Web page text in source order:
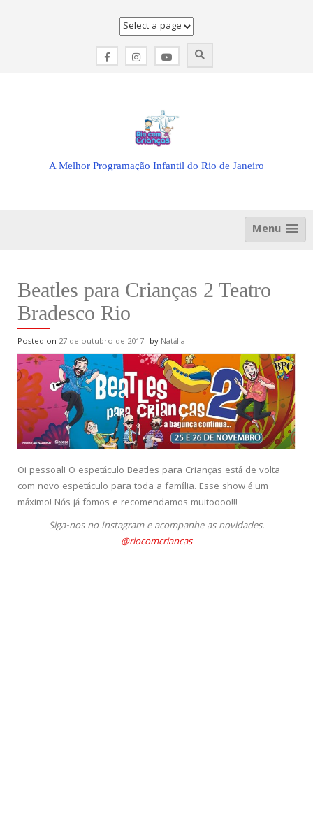
A Melhor Programação Infantil do Rio de Janeiro
Menu
Beatles para Crianças 2 Teatro
Bradesco Rio
Posted on 27 de outubro de 2017 byNatália
Oi pessoal! O espetáculo Beatles para Crianças está de volta
com novo espetáculo para toda a família. Esse show é um
máximo! Nós já fomos e recomendamos muitoooo!!!
Siga-nos no Instagram e acompanhe as novidades.
@riocomcriancas